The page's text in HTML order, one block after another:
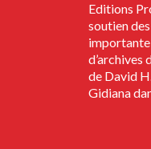
Editions
soutien
importante
d’archives
de David
Gidiana